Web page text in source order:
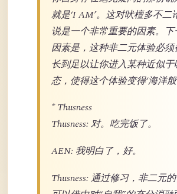
就是‘I AM’。这对吠檀多不二
说是一个非常重要的因素。
因素是，这种非二元体验必须
长到足以让你进入某种近似
态，使得这个体验变得‘海洋
* Thusness
Thusness: 对。吃完饭了。
AEN: 我明白了，好。
Thusness: 通过修习，非二元